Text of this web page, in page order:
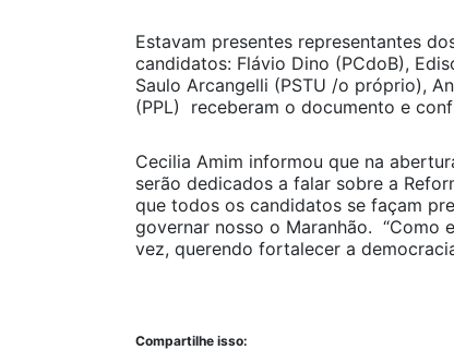
Estavam presentes representantes
candidatos: Flávio Dino (PCdoB),
Saulo Arcangelli (PSTU /o próprio),
(PPL) receberam o documento e
Cecilia Amim informou que na
serão dedicados a falar sobre a
que todos os candidatos se façam
governar nosso o Maranhão. “Como
vez, querendo fortalecer a
Compartilhe isso: